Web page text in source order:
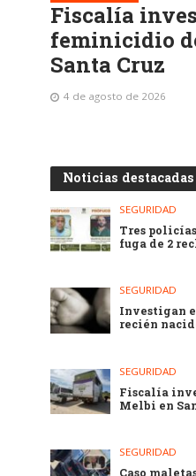
Fiscalía
feminicidio
Santa Cruz
4 de agosto de 2026
Noticias destacadas
SEGURIDAD
Tres
fuga de 2
SEGURIDAD
Investigan
recién
SEGURIDAD
Fiscalía
Melbi en
SEGURIDAD
Caso